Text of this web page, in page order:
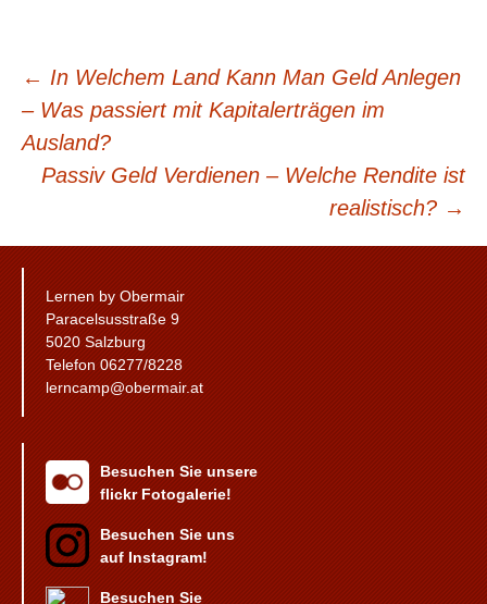
BEITRAGSNAVIGATION
← In Welchem Land Kann Man Geld Anlegen
– Was passiert mit Kapitalerträgen im
Ausland?
Passiv Geld Verdienen – Welche Rendite ist
realistisch? →
Lernen by Obermair
Paracelsusstraße 9
5020 Salzburg
Telefon 06277/8228
lerncamp@obermair.at
Besuchen Sie unsere
flickr Fotogalerie!
Besuchen Sie uns
auf Instagram!
Besuchen Sie